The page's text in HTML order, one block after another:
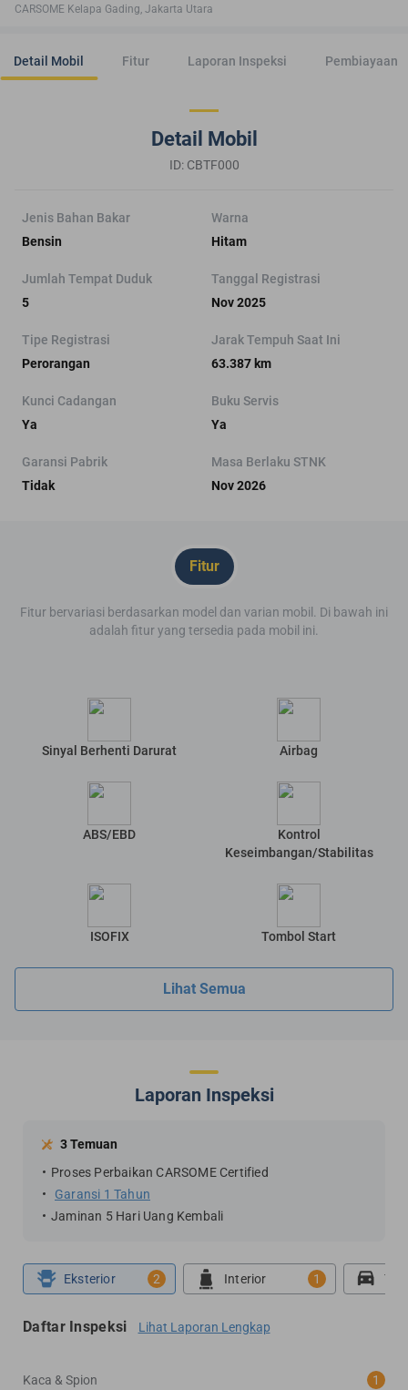
CARSOME Kelapa Gading, Jakarta Utara
Detail Mobil Fitur Laporan Inspeksi Pembiayaan
Detail Mobil
ID: CBTF000
Jenis Bahan Bakar
Bensin
Warna
Hitam
Jumlah Tempat Duduk
5
Tanggal Registrasi
Nov 2025
Tipe Registrasi
Perorangan
Jarak Tempuh Saat Ini
63.387 km
Kunci Cadangan
Ya
Buku Servis
Ya
Garansi Pabrik
Tidak
Masa Berlaku STNK
Nov 2026
Fitur
Fitur bervariasi berdasarkan model dan varian mobil. Di bawah ini
adalah fitur yang tersedia pada mobil ini.
Sinyal Berhenti Darurat Airbag
ABS/EBD
Kontrol
Keseimbangan/Stabilitas
ISOFIX Tombol Start
Lihat Semua
Laporan Inspeksi
3 Temuan
Proses Perbaikan CARSOME Certified
Garansi 1 Tahun
Jaminan 5 Hari Uang Kembali
Eksterior 2 Interior 1
Daftar Inspeksi Lihat Laporan Lengkap
Kaca & Spion 1